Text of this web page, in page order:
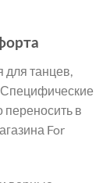
танцев,
переносить в
For